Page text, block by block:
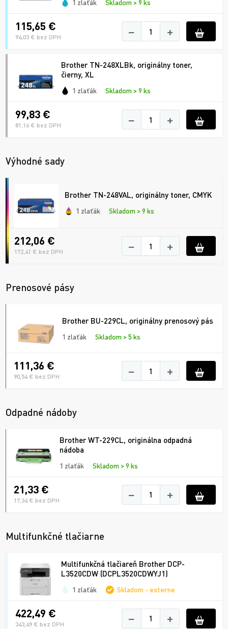
1 zlaťák Skladom > 9 ks
115,65 €
94,03 € bez DPH − +
Brother TN-248XLBk, originálny toner,
čierny, XL
1 zlaťák Skladom > 9 ks
99,83 €
81,16 € bez DPH − +
Výhodné sady
Brother TN-248VAL, originálny toner, CMYK
1 zlaťák Skladom > 9 ks
212,06 €
172,41 € bez DPH − +
Prenosové pásy
Brother BU-229CL, originálny prenosový pás
1 zlaťák Skladom > 5 ks
111,36 €
90,54 € bez DPH − +
Odpadné nádoby
Brother WT-229CL, originálna odpadná
nádoba
1 zlaťák Skladom > 9 ks
21,33 €
17,34 € bez DPH − +
Multifunkčné tlačiarne
Multifunkčná tlačiareň Brother DCP-
L3520CDW (DCPL3520CDWYJ1)
1 zlaťák Skladom - externe
422,49 €
343,49 € bez DPH − +